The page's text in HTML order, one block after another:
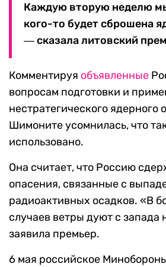
Каждую вторую неделю
кого-то будет сброшена
― сказала литовский
Комментируя объявленные
вопросам подготовки и
нестратегического ядерного
Шимоните усомнилась, что
использовано.
Она считает, что Россию
опасения, связанные с
радиоактивных осадков. «В
случаев ветры дуют с запада
заявила премьер.
6 мая российское